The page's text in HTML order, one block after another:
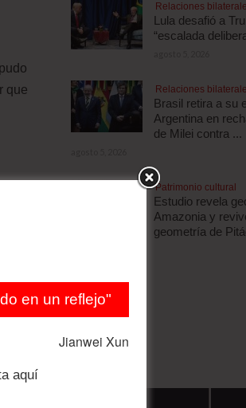
que
Relaciones
Lula desafió a
“escalada
Relaciones
Brasil retira a su
Argentina en
de Milei contra ...
Patrimonio cultural
Estudio revela
Amazonia y
geometría de
en un reflejo"
Jianwei Xun
aquí